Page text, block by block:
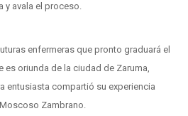
y avala el proceso.
enfermeras que pronto graduará el
es oriunda de la ciudad de Zaruma,
entusiasta compartió su experiencia
Zambrano.